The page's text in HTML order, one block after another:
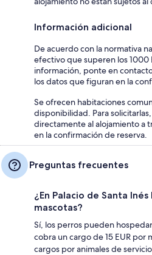
Información adicional
De acuerdo con la normativa
efectivo que superen los 1000
información, ponte en
los datos que figuran en la
Se ofrecen habitaciones
disponibilidad. Para
directamente al alojamiento a
en la confirmación de reserva.
Preguntas frecuentes
¿En Palacio de Santa
mascotas?
Sí, los perros pueden
cobra un cargo de 15 EUR por
cargos por animales de